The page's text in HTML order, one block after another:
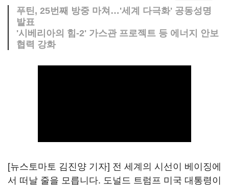
푸틴, 25번째 방중 마쳐…'세계 다극화' 공동성명
발표
'시베리아의 힘-2' 가스관 프로젝트 등 에너지 안보
협력 강화
[뉴스토마토 김진양 기자] 전 세계의 시선이 베이징에
서 떠날 줄을 모릅니다. 도널드 트럼프 미국 대통령이